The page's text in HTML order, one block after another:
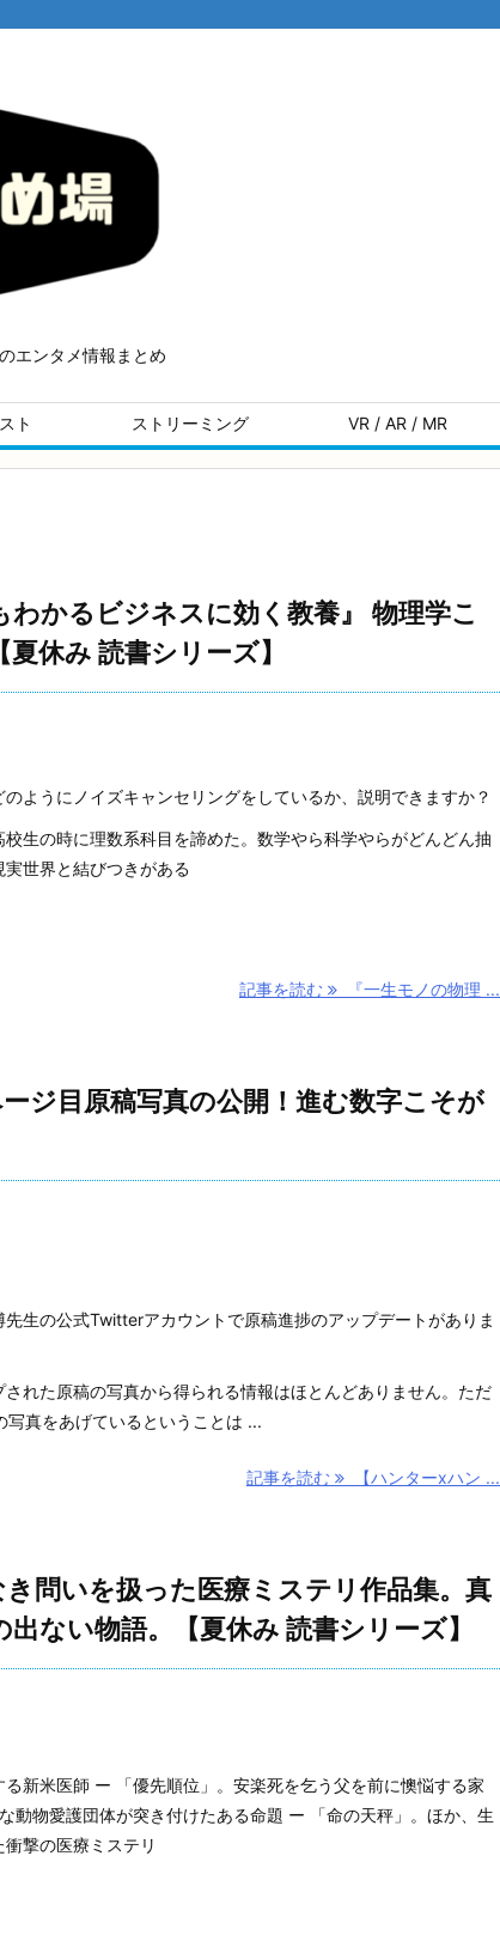
エンタメ情報まとめ
ト ストリーミング VR / AR / MR
わかるビジネスに効く教養』 物理学こ
休み 読書シリーズ】
ようにノイズキャンセリングをしているか、説明できますか？
生の時に理数系科目を諦めた。数学やら科学やらがどんどん抽
世界と結びつきがある
記事を読む 『一生モノの物理 ...
ジ目原稿写真の公開！進む数字こそが
生の公式Twitterアカウントで原稿進捗のアップデートがありま
れた原稿の写真から得られる情報はほとんどありません。ただ
写真をあげているということは ...
記事を読む 【ハンターxハン ...
き問いを扱った医療ミステリ作品集。真
ない物語。【夏休み 読書シリーズ】
新米医師 ー 「優先順位」。安楽死を乞う父を前に懊悩する家
動物愛護団体が突き付けたある命題 ー 「命の天秤」。ほか、生
撃の医療ミステリ